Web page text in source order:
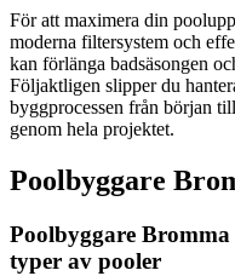
För att maximera din
moderna filtersystem och
kan förlänga badsäsongen
Följaktligen slipper du
byggprocessen från början
genom hela projektet.
Poolbyggare
Poolbyggare
typer av pooler